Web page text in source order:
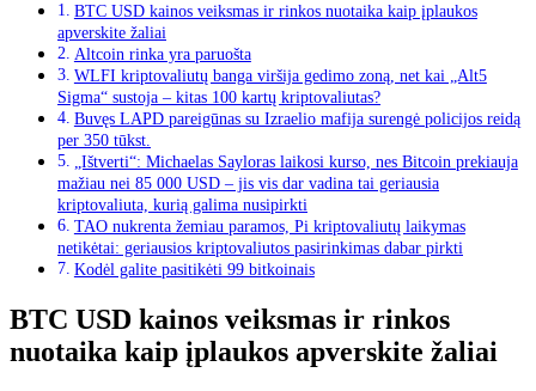
BTC USD kainos veiksmas ir rinkos nuotaika kaip įplaukos
apverskite žaliai
Altcoin rinka yra paruošta
WLFI kriptovaliutų banga viršija gedimo zoną, net kai „Alt5
Sigma“ sustoja – kitas 100 kartų kriptovaliutas?
Buvęs LAPD pareigūnas su Izraelio mafija surengė policijos reidą
per 350 tūkst.
„Ištverti“: Michaelas Sayloras laikosi kurso, nes Bitcoin prekiauja
mažiau nei 85 000 USD – jis vis dar vadina tai geriausia
kriptovaliuta, kurią galima nusipirkti
TAO nukrenta žemiau paramos, Pi kriptovaliutų laikymas
netikėtai: geriausios kriptovaliutos pasirinkimas dabar pirkti
Kodėl galite pasitikėti 99 bitkoinais
BTC USD kainos veiksmas ir rinkos
nuotaika kaip įplaukos apverskite žaliai